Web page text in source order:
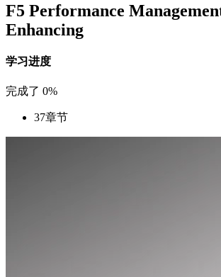
F5 Performance
Enhancing
学习进度
完成了 0%
37章节